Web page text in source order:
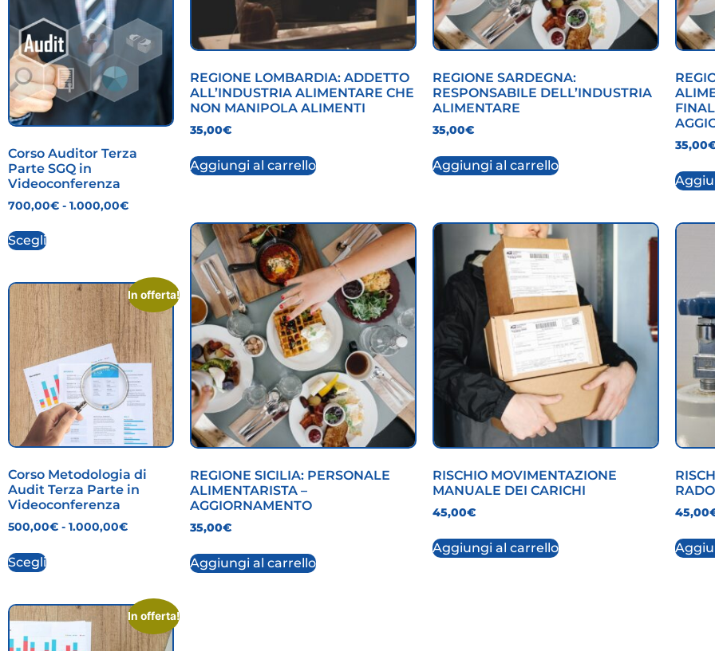
Corso Auditor Terza
Parte SGQ in
Videoconferenza
700,00€ - 1.000,00€
Scegli
In offerta!
Corso Metodologia di
Audit Terza Parte in
Videoconferenza
500,00€ - 1.000,00€
Scegli
In offerta!
REGIONE LOMBARDIA: ADDETTO
ALL’INDUSTRIA ALIMENTARE CHE
NON MANIPOLA ALIMENTI
35,00€
Aggiungi al carrello
REGIONE SARDEGNA:
RESPONSABILE DELL’INDUSTRIA
ALIMENTARE
35,00€
Aggiungi al carrello
35,00
REGIONE SICILIA: PERSONALE
ALIMENTARISTA –
AGGIORNAMENTO
35,00€
Aggiungi al carrello
RISCHIO MOVIMENTAZIONE
MANUALE DEI CARICHI
45,00€
Aggiungi al carrello
45,00